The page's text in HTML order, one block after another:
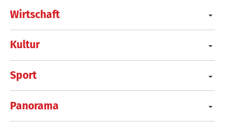
Wirtschaft
Kultur
Sport
Panorama